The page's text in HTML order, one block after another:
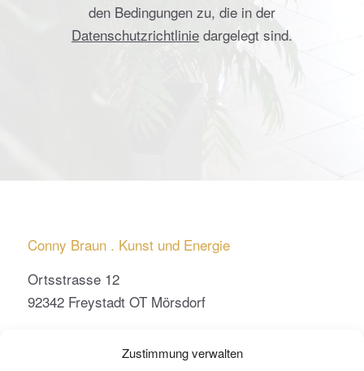
Zustimmung verwalten
den Bedingungen zu, die in der
Datenschutzrichtliniedargelegt sind.
Conny Braun . Kunst und Energie
Ortsstrasse 12
92342 Freystadt OT Mörsdorf